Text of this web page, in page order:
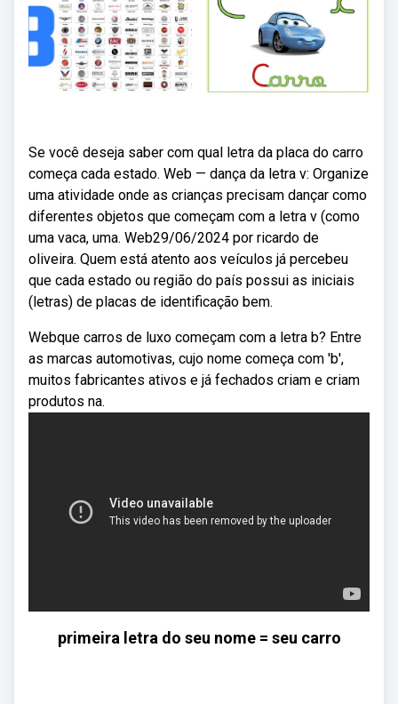
Se você deseja saber com qual letra da placa do carro
começa cada estado. Web — dança da letra v: Organize
uma atividade onde as crianças precisam dançar como
diferentes objetos que começam com a letra v (como
uma vaca, uma. Web29/06/2024 por ricardo de
oliveira. Quem está atento aos veículos já percebeu
que cada estado ou região do país possui as iniciais
(letras) de placas de identificação bem.
Webque carros de luxo começam com a letra b? Entre
as marcas automotivas, cujo nome começa com 'b',
muitos fabricantes ativos e já fechados criam e criam
produtos na.
primeira letra do seu nome = seu carro